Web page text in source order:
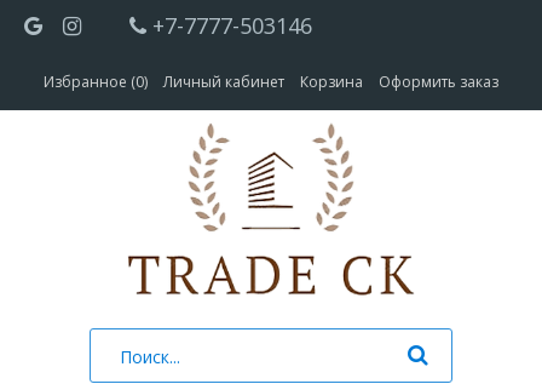
+7-7777-503146
Избранное (0) Личный кабинет Корзина Оформить заказ